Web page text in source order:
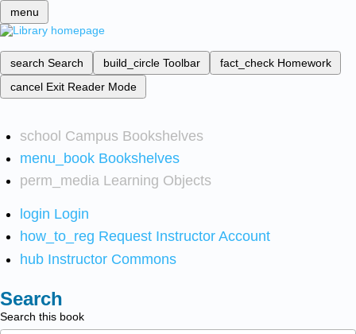
menu
search Search build_circle Toolbar fact_check Homework
cancel Exit Reader Mode
school Campus Bookshelves
menu_book Bookshelves
perm_media Learning Objects
login Login
how_to_reg Request Instructor Account
hub Instructor Commons
Search
Search this book